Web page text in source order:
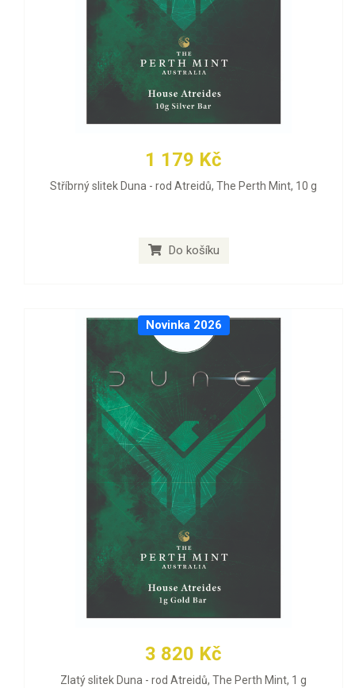
1 179 Kč
Stříbrný slitek Duna - rod Atreidů, The Perth Mint, 10 g
Do košíku
Novinka 2026
3 820 Kč
Zlatý slitek Duna - rod Atreidů, The Perth Mint, 1 g